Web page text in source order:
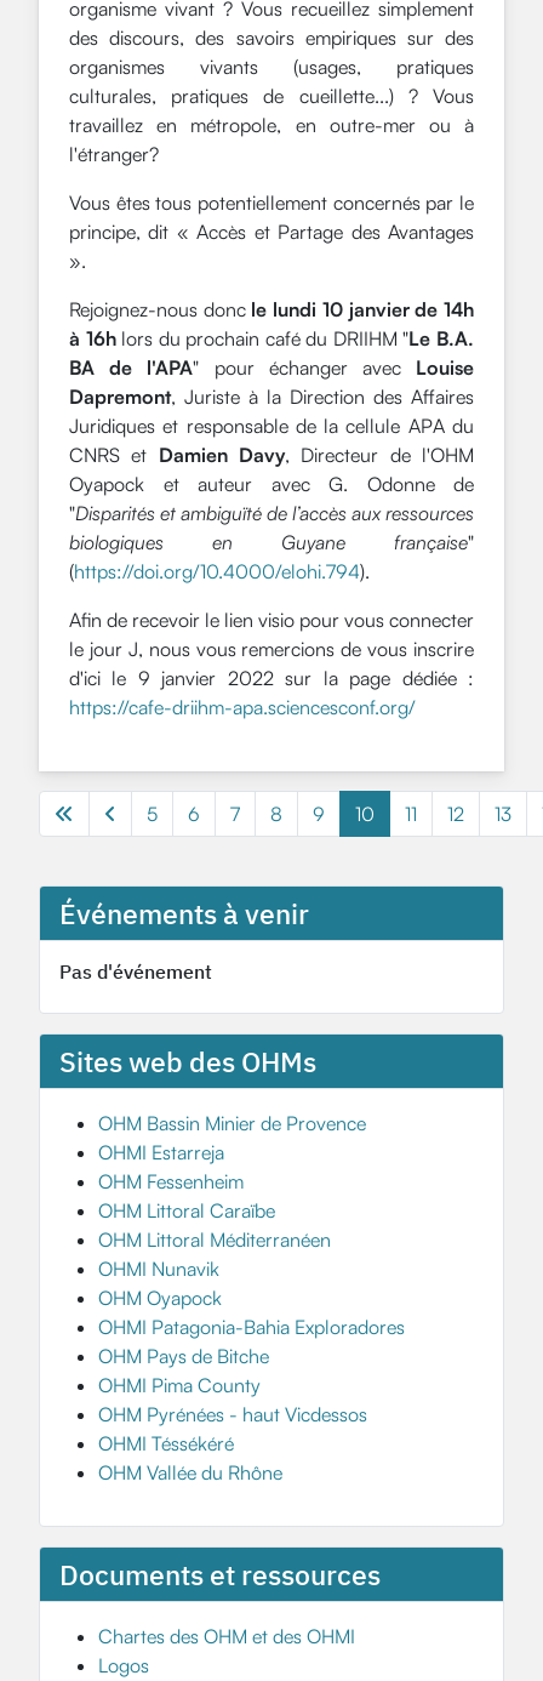
Événements à venir
Pas d'événement
Sites web des OHMs
OHM Bassin Minier de Provence
OHMI Estarreja
OHM Fessenheim
OHM Littoral Caraïbe
OHM Littoral Méditerranéen
OHMI Nunavik
OHM Oyapock
OHMI Patagonia-Bahia Exploradores
OHM Pays de Bitche
OHMI Pima County
OHM Pyrénées - haut Vicdessos
OHMI Téssékéré
OHM Vallée du Rhône
Documents et ressources
Chartes des OHM et des OHMI
Logos
organisme vivant ? Vous recueillez simplement
des discours, des savoirs empiriques sur des
organismes vivants (usages, pratiques
culturales, pratiques de cueillette...) ? Vous
travaillez en métropole, en outre-mer ou à
l'étranger?
Vous êtes tous potentiellement concernés par le
principe, dit « Accès et Partage des Avantages
».
Rejoignez-nous doncle lundi 10 janvier de 14h
à 16hlors du prochain café du DRIIHM "Le B.A.
BA de l'APA" pour échanger avecLouise
Dapremont, Juriste à la Direction des Affaires
Juridiques et responsable de la cellule APA du
CNRS et Damien Davy, Directeur de l'OHM
Oyapock et auteur avec G. Odonne de
"Disparités et ambiguïté de l’accès aux ressources
biologiques en Guyane française"
(https://doi.org/10.4000/elohi.794).
Afin de recevoir le lien visio pour vous connecter
le jour J, nous vous remercions de vous inscrire
d'ici le 9 janvier 2022 sur la page dédiée :
https://cafe-driihm-apa.sciencesconf.org/
5 6 7 8 9 10 11 12 13